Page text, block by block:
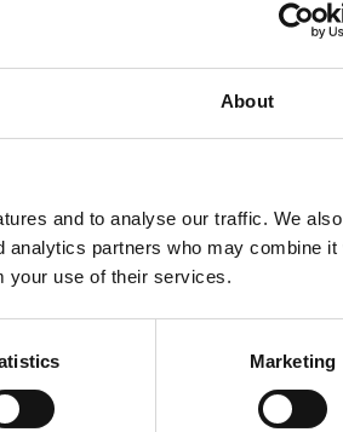
About
and to analyse our traffic. We
analytics partners who may combine it
your use of their services.
Marketing